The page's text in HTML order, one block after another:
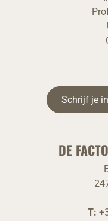
Schrijf je
DE
T: